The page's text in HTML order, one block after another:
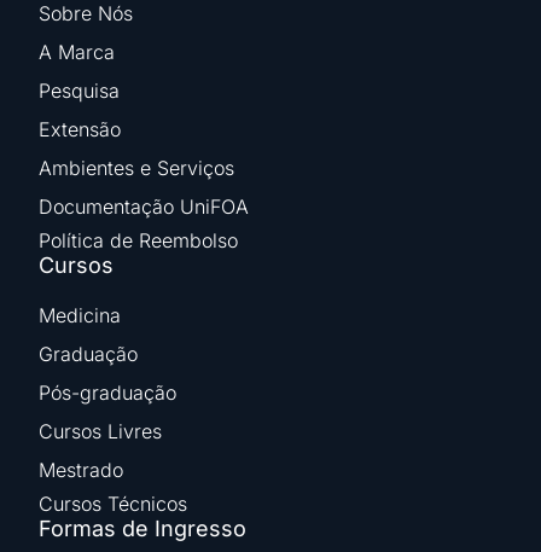
Sobre Nós
A Marca
Pesquisa
Extensão
Ambientes e Serviços
Documentação UniFOA
Política de Reembolso
Cursos
Medicina
Graduação
Pós-graduação
Cursos Livres
Mestrado
Cursos Técnicos
Formas de Ingresso